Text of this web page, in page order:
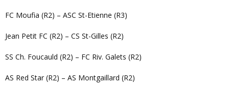
FC Moufia (R2) – ASC St-Etienne (R3)
Jean Petit FC (R2) – CS St-Gilles (R2)
SS Ch. Foucauld (R2) – FC Riv. Galets (R2)
AS Red Star (R2) – AS Montgaillard (R2)